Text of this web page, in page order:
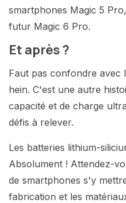
smartphones Magic 5
futur Magic 6 Pro.
Et après ?
Faut pas confondre avec
hein. C'est une autre
capacité et de charge
défis à relever.
Les batteries lithium-
Absolument ! Attendez-
de smartphones s'y
fabrication et les